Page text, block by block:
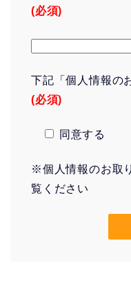
(必須)
下記「個人情報の
(必須)
同意する
※個人情報のお取
覧ください